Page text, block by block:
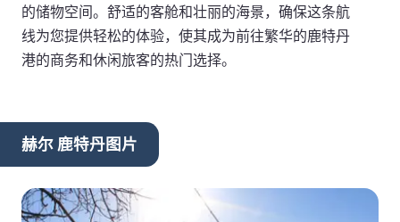
的储物空间。舒适的客舱和壮丽的海景，确保这条航
线为您提供轻松的体验，使其成为前往繁华的鹿特丹
港的商务和休闲旅客的热门选择。
赫尔 鹿特丹图片